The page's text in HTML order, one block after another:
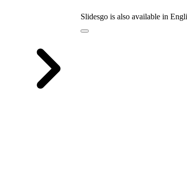
Slidesgo is also available in